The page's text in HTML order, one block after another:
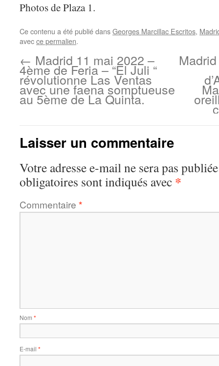
Photos de Plaza 1.
Ce contenu a été publié dansGeorges Marcillac Escritos,
avecce permalien.
← Madrid 11 mai 2022 –
4ème de Feria – “El Juli “
révolutionne Las Ventas
avec une faena somptueuse
au 5ème de La Quinta.
Laisser un commentaire
Votre adresse e-mail ne sera pas
obligatoires sont indiqués avec *
Commentaire *
Nom *
E-mail *